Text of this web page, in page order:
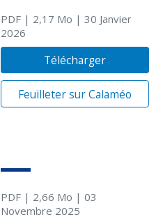
PDF| 2,17 Mo | 30 Janvier
2026
Télécharger
Feuilleter sur Calaméo
PDF| 2,66 Mo | 03
Novembre 2025